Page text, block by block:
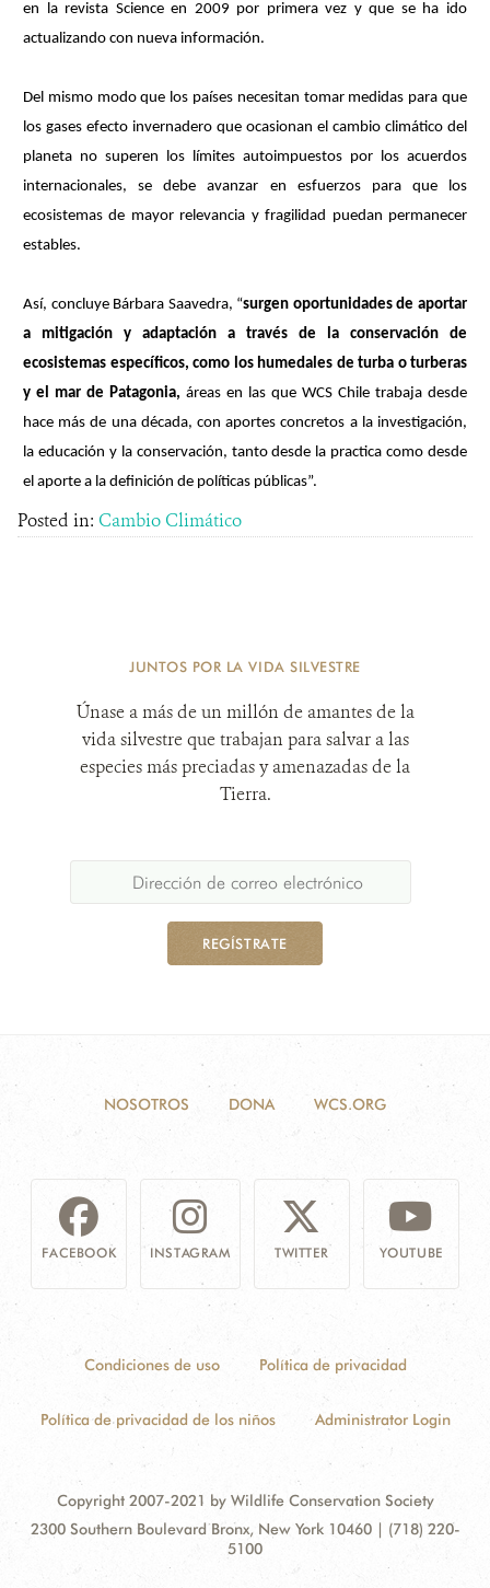
en la revista Science en 2009 por primera vez y que se ha ido
actualizando con nueva información.
Del mismo modo que los países necesitan tomar medidas para que
los gases efecto invernadero que ocasionan el cambio climático del
planeta no superen los límites autoimpuestos por los acuerdos
internacionales, se debe avanzar en esfuerzos para que los
ecosistemas de mayor relevancia y fragilidad puedan permanecer
estables.
Así, concluye Bárbara Saavedra, “surgen oportunidades de aportar
a mitigación y adaptación a través de la conservación de
ecosistemas específicos, como los humedales de turba o turberas
y el mar de Patagonia, áreas en las que WCS Chile trabaja desde
hace más de una década, con aportes concretos a la investigación,
la educación y la conservación, tanto desde la practica como desde
el aporte a la definición de políticas públicas”.
Posted in: Cambio Climático
JUNTOS POR LA VIDA SILVESTRE
Únase a más de un millón de amantes de la
vida silvestre que trabajan para salvar a las
especies más preciadas y amenazadas de la
Tierra.
REGÍSTRATE
NOSOTROS DONA WCS.ORG
FACEBOOK INSTAGRAM TWITTER YOUTUBE
Condiciones de uso Política de privacidad
Política de privacidad de los niños Administrator Login
Copyright 2007-2021 by Wildlife Conservation Society
Contact
Address:
2300 Southern Boulevard Bronx, New York 10460 | (718) 220-
5100